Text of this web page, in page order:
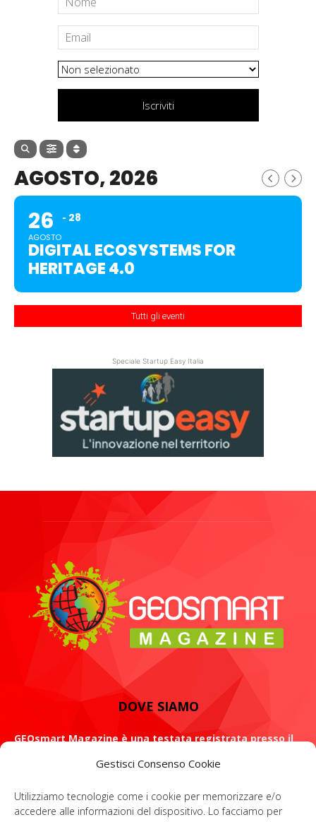
Gestisci Consenso Cookie
Utilizziamo tecnologie come i cookie per memorizzare e/o
accedere alle informazioni del dispositivo. Lo facciamo per
Iscriviti
AGOSTO, 2026
26
AGOSTO
28
DIGITAL ECOSYSTEMS FOR
HERITAGE 4.0
Tutti gli eventi
Speciale Startup Easy Italia
DOVE SIAMO
GEOsmart Magazine è una testata registrata presso il
ROMA: Via Casilina 98, 00182